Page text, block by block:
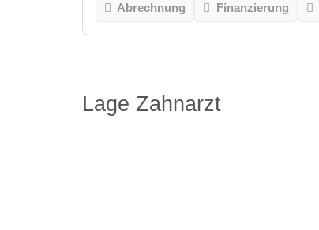
Abrechnung Finanzierung
Lage Zahnarzt